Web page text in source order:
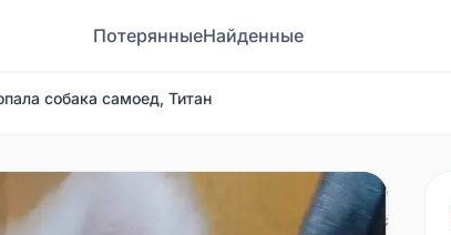
ПотерянныеНайденные
собака самоед, Титан